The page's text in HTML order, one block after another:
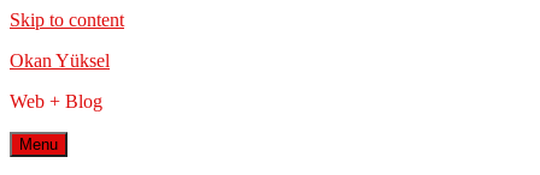
Skip to content
Okan Yüksel
Web + Blog
Menu